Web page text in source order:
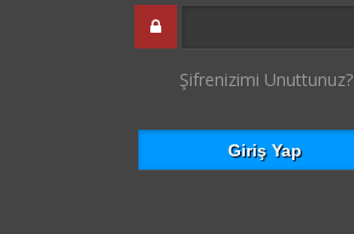
Şifrenizimi Unuttunuz?